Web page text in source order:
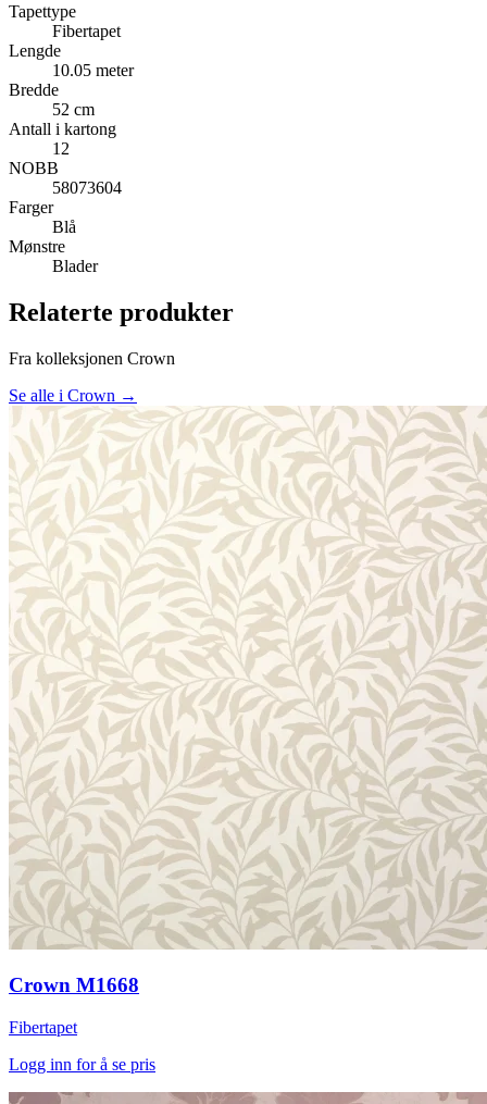
Tapettype
Fibertapet
Lengde
10.05 meter
Bredde
52 cm
Antall i kartong
12
NOBB
58073604
Farger
Blå
Mønstre
Blader
Relaterte produkter
Fra kolleksjonen Crown
Se alle i Crown →
Crown M1668
Fibertapet
Logg inn for å se pris